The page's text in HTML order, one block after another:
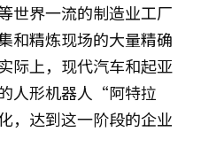
世界一流的制造业工厂
和精炼现场的大量精确
际上，现代汽车和起亚
人形机器人“阿特拉
，达到这一阶段的企业